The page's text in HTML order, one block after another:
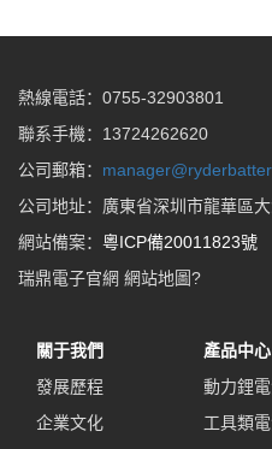
熱線電話：0755-32903801
聯系手機：13724262620
公司郵箱：
公司地址：廣東省深圳市龍華區
網站備案： 粵ICP備20011823號
瑞鼎電子官網 網站地圖?
關于我們
發展歷程
企業文化
產品中心
動力鋰
工具類